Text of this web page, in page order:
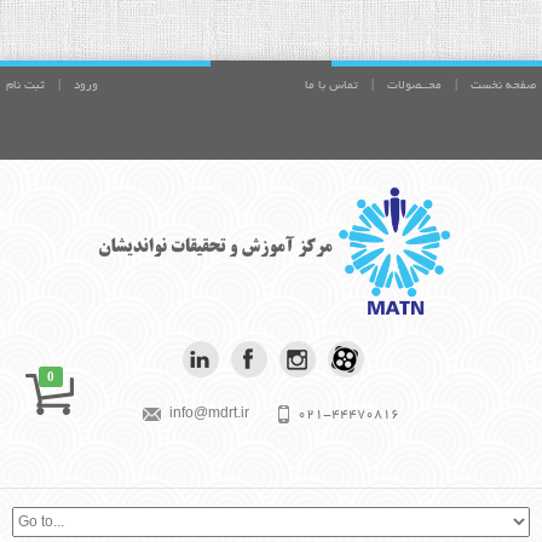
صفحه نخست محــصولات تماس با ما ورود ثبت نام
0
info@mdrt.ir 021-44470816
بیش از آنچه برای موفقیت تلاش می کنی،
اینشتين